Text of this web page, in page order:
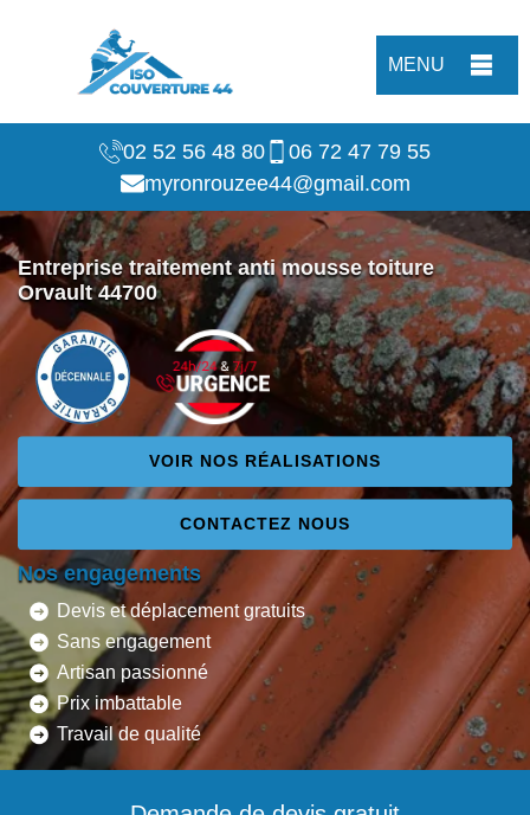
MENU
02 52 56 48 80
06 72 47 79 55
myronrouzee44@gmail.com
Entreprise traitement anti mousse toiture
Orvault 44700
VOIR NOS RÉALISATIONS
CONTACTEZ NOUS
Nos engagements
Devis et déplacement gratuits
Sans engagement
Artisan passionné
Prix imbattable
Travail de qualité